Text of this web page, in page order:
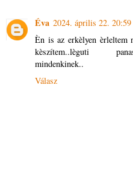
Éva 2024. április 22. 20:59
Èn is az erkèlyen èrleltem
kèszítem..lèguti
mindenkinek..
Válasz